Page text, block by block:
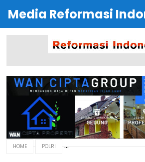
Media Reformasi
HOME POLRI